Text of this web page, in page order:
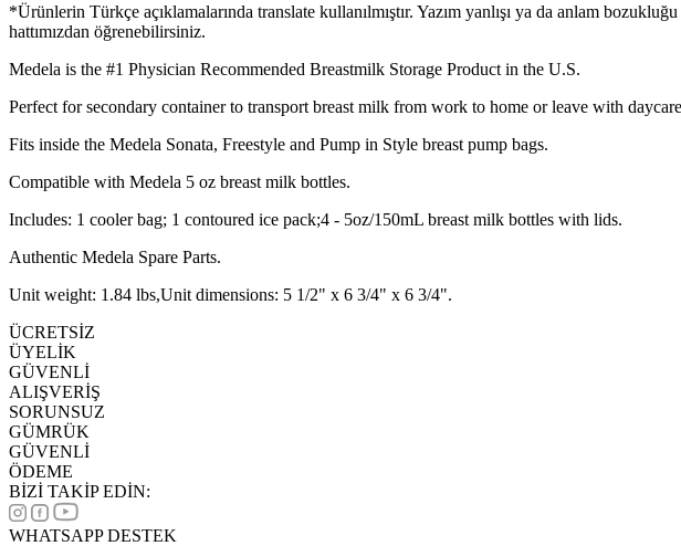
*Ürünlerin Türkçe açıklamalarında translate kullanılmıştır. Yazım yanlışı ya da anlam
hattımızdan öğrenebilirsiniz.
Medela is the #1 Physician Recommended Breastmilk Storage Product in the U.S.
Perfect for secondary container to transport breast milk from work to home or leave with
Fits inside the Medela Sonata, Freestyle and Pump in Style breast pump bags.
Compatible with Medela 5 oz breast milk bottles.
Includes: 1 cooler bag; 1 contoured ice pack;4 - 5oz/150mL breast milk bottles with lids.
Authentic Medela Spare Parts.
Unit weight: 1.84 lbs,Unit dimensions: 5 1/2" x 6 3/4" x 6 3/4".
ÜCRETSİZ
ÜYELİK
GÜVENLİ
ALIŞVERİŞ
SORUNSUZ
GÜMRÜK
GÜVENLİ
ÖDEME
BİZİ TAKİP EDİN:
WHATSAPP DESTEK